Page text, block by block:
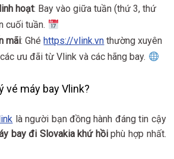
hoạt: Bay vào giữa tuần (thứ 3, thứ
cuối tuần.
mãi: Ghé https://vlink.vn thường xuyên
ưu đãi từ Vlink và các hãng bay.
vé máy bay Vlink?
là người bạn đồng hành đáng tin cậy
bay đi Slovakia khứ hồiphù hợp nhất.